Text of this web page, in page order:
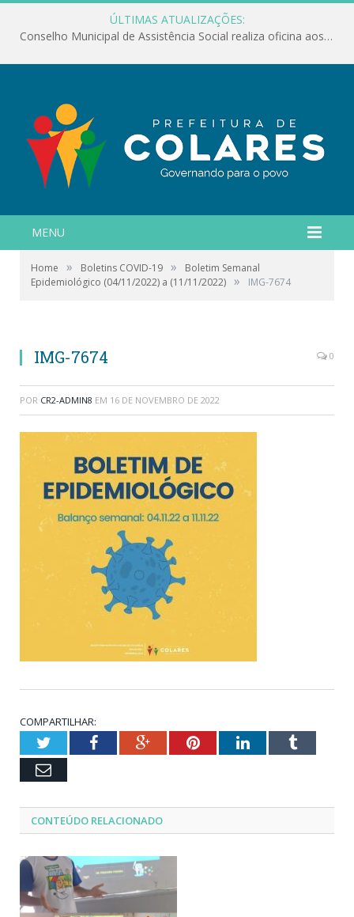
ÚLTIMAS ATUALIZAÇÕES:
Conselho Municipal de Assistência Social realiza oficina aos servidores
MENU
Home » Boletins COVID-19 »
Boletim Semanal
Epidemiológico (04/11/2022) a (11/11/2022) » IMG-7674
IMG-7674 0
POR CR2-ADMIN8 EM 16 DE NOVEMBRO DE 2022
COMPARTILHAR:
TwitterFacebookGoogle+PinterestLinkedInTumblr
Email
CONTEÚDO RELACIONADO